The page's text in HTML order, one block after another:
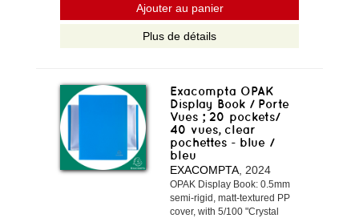
Ajouter au panier
Plus de détails
Exacompta OPAK
Display Book / Porte
Vues ; 20 pockets/
40 vues, clear
pochettes - blue /
bleu
EXACOMPTA, 2024
OPAK Display Book: 0.5mm
semi-rigid, matt-textured PP
cover, with 5/100 "Crystal